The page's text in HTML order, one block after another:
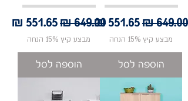
מחיר רגילמחיר מבצע
מבצע קיץ 15% הנחה
הוספה לסל
מחיר רגילמחיר
מבצע קיץ 15% הנחה
הוספה לסל